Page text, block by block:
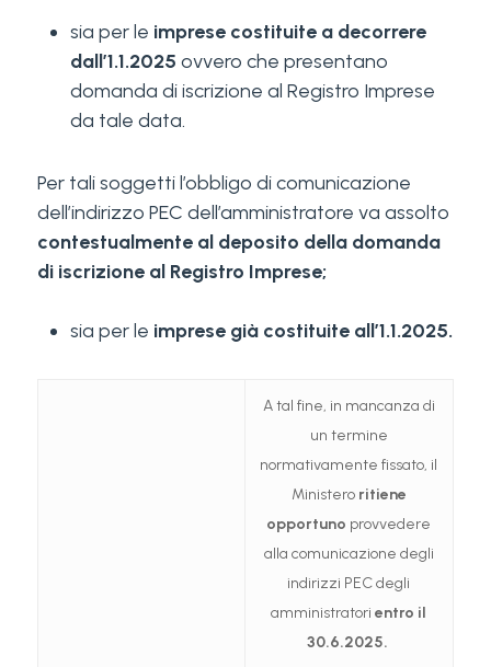
sia per le imprese costituite a decorrere
dall’1.1.2025 ovvero che presentano
domanda di iscrizione al Registro Imprese
da tale data.
Per tali soggetti l’obbligo di comunicazione
dell’indirizzo PEC dell’amministratore va assolto
contestualmente al deposito della domanda
di iscrizione al Registro Imprese;
sia per le imprese già costituite all’1.1.2025.
A tal fine, in mancanza di
un termine
normativamente fissato, il
Ministero ritiene
opportuno provvedere
alla comunicazione degli
indirizzi PEC degli
amministratorientro il
30.6.2025.